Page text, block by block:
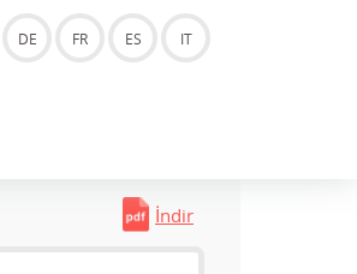
DE FR ES IT
İndir